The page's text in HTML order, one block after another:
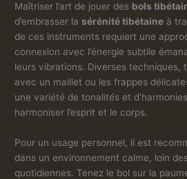
Maîtriser l’art de jouer des bols
d’embrasser lasérénité tibétaine à
de ces instruments requiert une
connexion avec l’énergie subtile
leurs vibrations. Diverses techniques,
avec un maillet ou les frappes
une variété de tonalités et
harmoniser l’esprit et le corps.
Pour un usage personnel, il est
dans un environnement calme, loin
quotidiennes. Tenez le bol sur la